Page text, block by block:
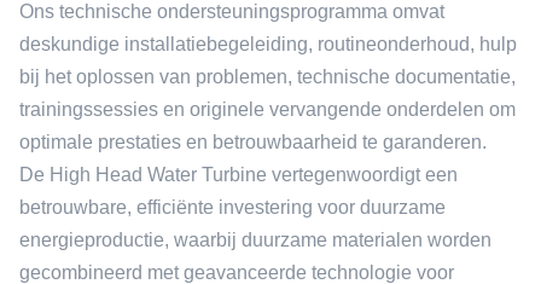
Ons technische ondersteuningsprogramma omvat
deskundige installatiebegeleiding, routineonderhoud, hulp
bij het oplossen van problemen, technische documentatie,
trainingssessies en originele vervangende onderdelen om
optimale prestaties en betrouwbaarheid te garanderen.
De High Head Water Turbine vertegenwoordigt een
betrouwbare, efficiënte investering voor duurzame
energieproductie, waarbij duurzame materialen worden
gecombineerd met geavanceerde technologie voor